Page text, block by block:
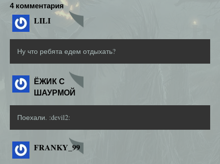
4 комментария
LILI
Ну что ребята едем отдыхать?
ЁЖИК С
ШАУРМОЙ
Поехали. :devil2:
FRANKY_99